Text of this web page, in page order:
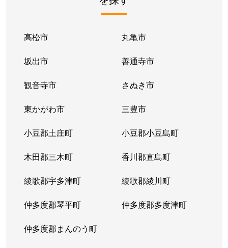
高松市 丸亀市
坂出市 善通寺市
観音寺市 さぬき市
東かがわ市 三豊市
小豆郡土庄町 小豆郡小豆島町
木田郡三木町 香川郡直島町
綾歌郡宇多津町 綾歌郡綾川町
仲多度郡琴平町 仲多度郡多度津町
仲多度郡まんのう町